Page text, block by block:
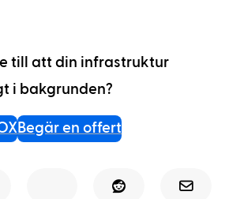
till att din infrastruktur
i bakgrunden?
Begär en offert